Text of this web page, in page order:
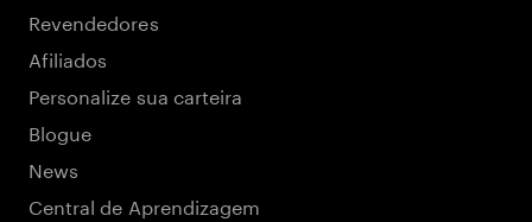
Revendedores
Afiliados
Personalize sua carteira
Blogue
News
Central de Aprendizagem